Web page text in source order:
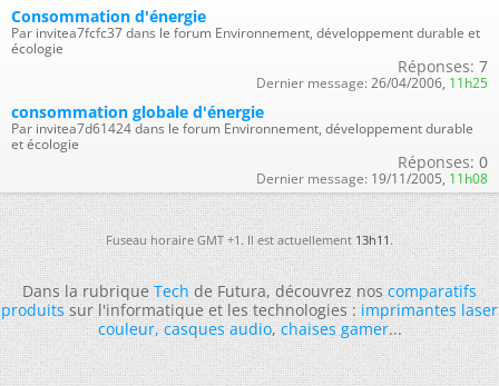
Consommation d'énergie
Par invitea7fcfc37 dans le forum Environnement, développement durable et
écologie
Réponses: 7
Dernier message: 26/04/2006, 11h25
consommation globale d'énergie
Par invitea7d61424 dans le forum Environnement, développement durable
et écologie
Réponses: 0
Dernier message: 19/11/2005, 11h08
Fuseau horaire GMT +1. Il est actuellement13h11.
Dans la rubriqueTechde Futura, découvrez noscomparatifs
produitssur l'informatique et les technologies :imprimantes laser
couleur,casques audio,chaises gamer...